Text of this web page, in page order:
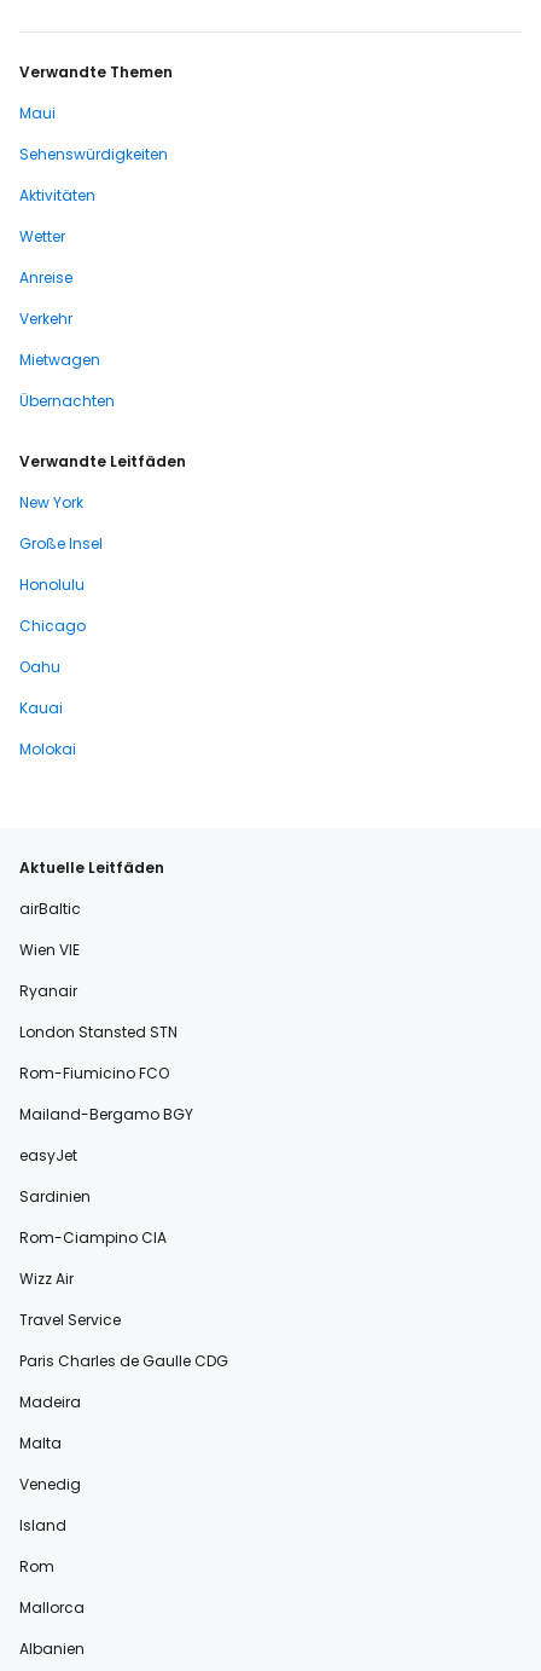
Verwandte Themen
Maui
Sehenswürdigkeiten
Aktivitäten
Wetter
Anreise
Verkehr
Mietwagen
Übernachten
Verwandte Leitfäden
New York
Große Insel
Honolulu
Chicago
Oahu
Kauai
Molokai
Aktuelle Leitfäden
airBaltic
Wien VIE
Ryanair
London Stansted STN
Rom-Fiumicino FCO
Mailand-Bergamo BGY
easyJet
Sardinien
Rom-Ciampino CIA
Wizz Air
Travel Service
Paris Charles de Gaulle CDG
Madeira
Malta
Venedig
Island
Rom
Mallorca
Albanien